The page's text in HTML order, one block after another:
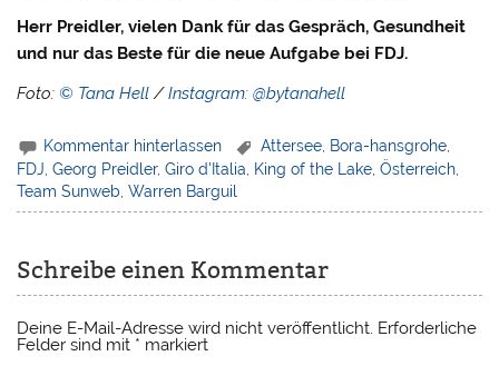
Herr Preidler, vielen Dank für das Gespräch, Gesundheit
und nur das Beste für die neue Aufgabe bei FDJ.
Foto: © Tana Hell /Instagram: @bytanahell
Kommentar hinterlassen Attersee Bora-hansgrohe
FDJ,Georg Preidler,Giro d'Italia, King of the Lake,Österreich,
Team Sunweb,Warren Barguil
Schreibe einen Kommentar
Deine E-Mail-Adresse wird nicht veröffentlicht. Erforderliche
Felder sind mit * markiert